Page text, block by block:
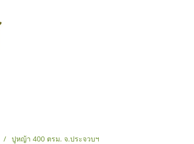
ปูหญ้า 400 ตรม. จ.ประจวบฯ